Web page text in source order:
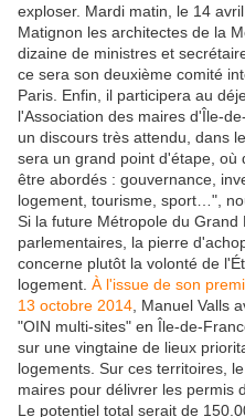
exploser. Mardi matin, le 14
Matignon les architectes de la
dizaine de ministres et
ce sera son deuxième comité
Paris. Enfin, il participera au
l'Association des maires d'Île-
un discours très attendu, dans
sera un grand point d'étape, où
être abordés : gouvernance,
logement, tourisme, sport…",
Si la future Métropole du
parlementaires, la pierre
concerne plutôt la volonté de
logement. À l'issue de son
13 octobre 2014 , Manuel Valls
"OIN multi-sites" en Île-de-
sur une vingtaine de lieux
logements. Sur ces territoires,
maires pour délivrer les permis
Le potentiel total serait de